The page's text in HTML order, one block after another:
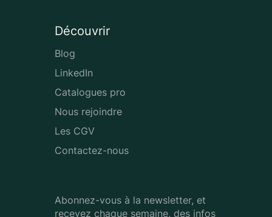
Découvrir
Blog
LinkedIn
Catalogues pro
Nous rejoindre
Les CGV
Contactez-nous
Abonnez-vous à la newsletter, et
recevez chaque semaine, des infos